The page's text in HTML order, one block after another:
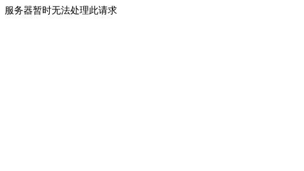
服务器暂时无法处理此请求